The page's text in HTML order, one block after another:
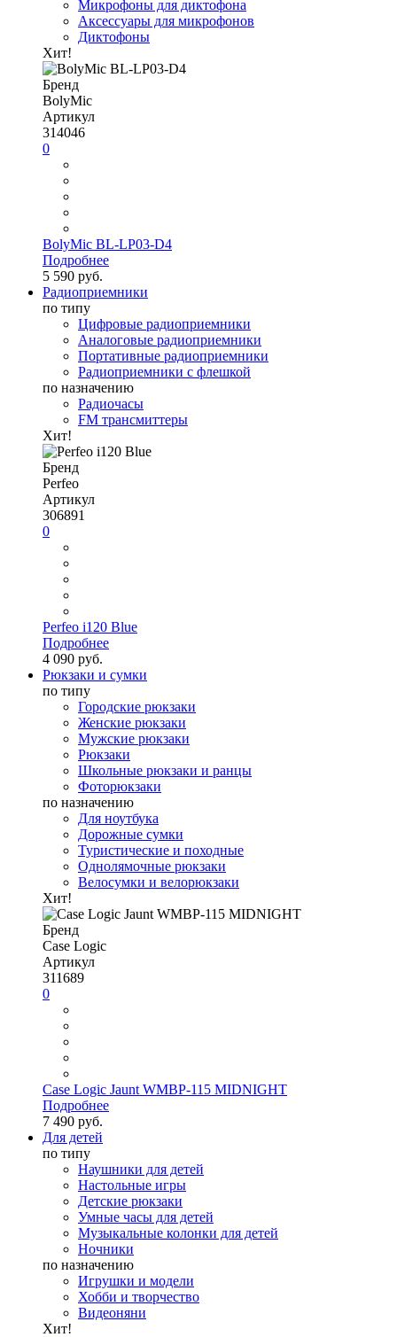
Микрофоны для диктофона
Аксессуары для микрофонов
Диктофоны
Хит!
Бренд
BolyMic
Артикул
314046
0
BolyMic BL-LP03-D4
Подробнее
5 590 руб.
Радиоприемники
по типу
Цифровые радиоприемники
Аналоговые радиоприемники
Портативные радиоприемники
Радиоприемники с флешкой
по назначению
Радиочасы
FM трансмиттеры
Хит!
Бренд
Perfeo
Артикул
306891
0
Perfeo i120 Blue
Подробнее
4 090 руб.
Рюкзаки и сумки
по типу
Городские рюкзаки
Женские рюкзаки
Мужские рюкзаки
Рюкзаки
Школьные рюкзаки и ранцы
Фоторюкзаки
по назначению
Для ноутбука
Дорожные сумки
Туристические и походные
Однолямочные рюкзаки
Велосумки и велорюкзаки
Хит!
Бренд
Case Logic
Артикул
311689
0
Case Logic Jaunt WMBP-115 MIDNIGHT
Подробнее
7 490 руб.
Для детей
по типу
Наушники для детей
Настольные игры
Детские рюкзаки
Умные часы для детей
Музыкальные колонки для детей
Ночники
по назначению
Игрушки и модели
Хобби и творчество
Видеоняни
Хит!